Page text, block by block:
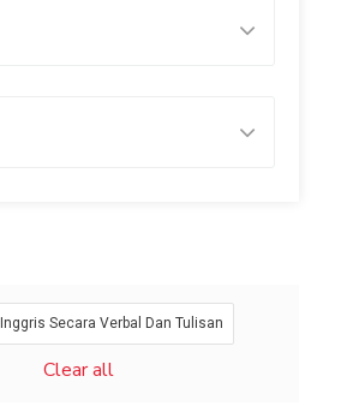
Secara Verbal Dan Tulisan
Clear all